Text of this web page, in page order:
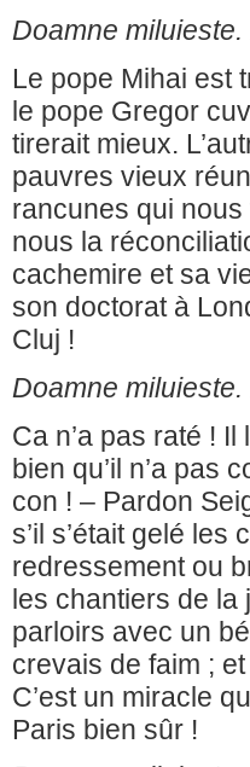
Doamne
Le pope Mihai est
le pope Gregor
tirerait mieux.
pauvres vieux
rancunes qui
nous la
cachemire et sa
son doctorat à
Cluj !
Doamne
Ca n’a pas raté !
bien qu’il n’a pas
con ! – Pardon
s’il s’était gelé
redressement ou
les chantiers de la
parloirs avec un
crevais de faim ;
C’est un miracle
Paris bien sûr !